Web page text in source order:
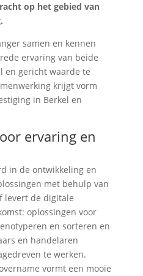
op het gebied van
samen en kennen
ervaring van beide
en gericht waarde te
krijgt vorm
in Berkel en
ervaring en
in de ontwikkeling en
met behulp van
levert de digitale
oplossingen voor
en sorteren en
en handelaren
te werken.
vormt een mooie